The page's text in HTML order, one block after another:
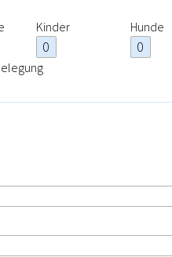
Kinder Hunde